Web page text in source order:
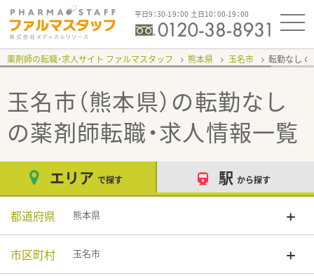
平日9：30-19：00 土日10：00-19：00
薬剤師の転職・求人サイト ファルマスタッフ 熊本県 玉名市 転勤なし
玉名市（熊本県）の転勤なし
の薬剤師転職・求人情報一覧
エリア で探す 駅 から探す
都道府県 熊本県
市区町村 玉名市